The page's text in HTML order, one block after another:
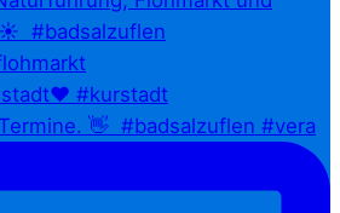
👋⁠ ⁠ #badsalzuflen #vera